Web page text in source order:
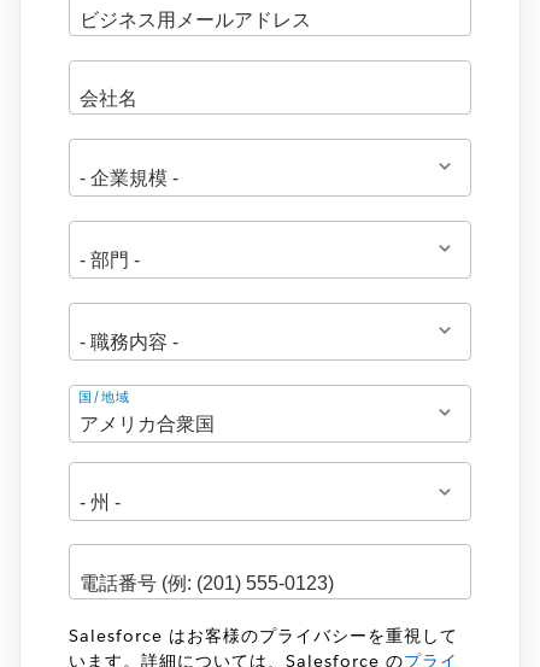
住
所
国/地域
Salesforce はお客様のプライバシーを重視して
います。詳細については、Salesforce のプライ